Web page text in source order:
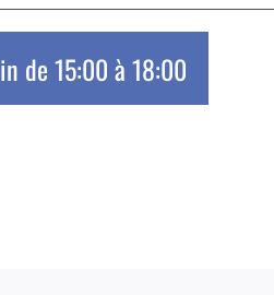
de 15:00à18:00